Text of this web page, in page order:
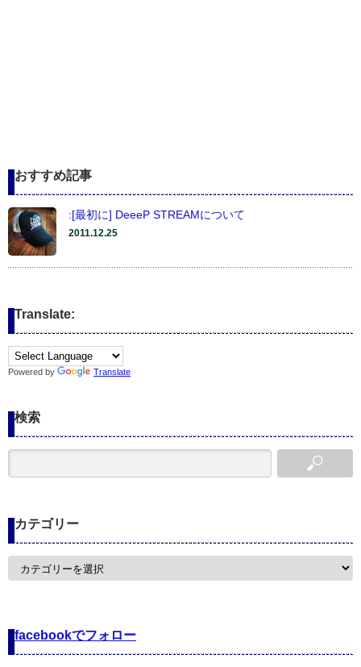
おすすめ記事
:[最初に] DeeeP STREAMについて
2011.12.25
Translate:
Powered by Translate
検索
カテゴリー
カ
facebookでフォロー